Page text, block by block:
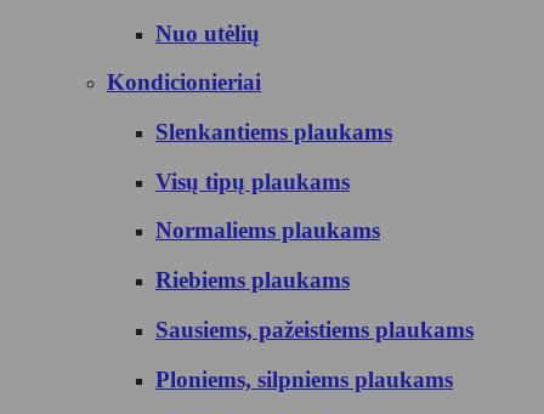
Nuo utėlių
Kondicionieriai
Slenkantiems plaukams
Visų tipų plaukams
Normaliems plaukams
Riebiems plaukams
Sausiems, pažeistiems plaukams
Ploniems, silpniems plaukams